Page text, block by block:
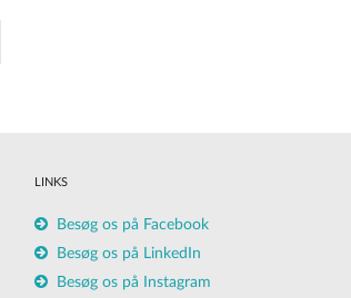
LINKS
Besøg os på Facebook
Besøg os på LinkedIn
Besøg os på Instagram